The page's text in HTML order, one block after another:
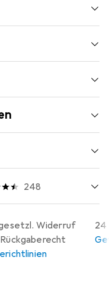
248
Widerruf
24